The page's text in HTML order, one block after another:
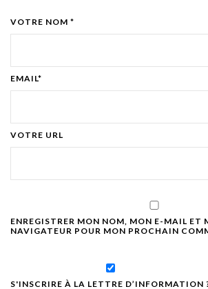
VOTRE NOM *
EMAIL*
VOTRE URL
ENREGISTRER MON NOM, MON E-MAIL ET
NAVIGATEUR POUR MON PROCHAIN
S'INSCRIRE À LA LETTRE D’INFORMATION